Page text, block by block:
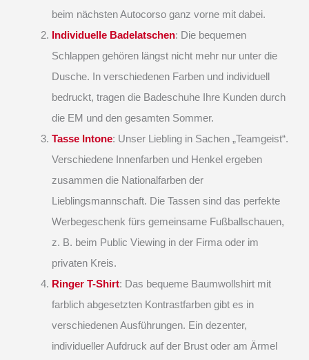
beim nächsten Autocorso ganz vorne mit dabei.
Individuelle Badelatschen: Die bequemen
Schlappen gehören längst nicht mehr nur unter die
Dusche. In verschiedenen Farben und individuell
bedruckt, tragen die Badeschuhe Ihre Kunden durch
die EM und den gesamten Sommer.
Tasse Intone: Unser Liebling in Sachen „Teamgeist“.
Verschiedene Innenfarben und Henkel ergeben
zusammen die Nationalfarben der
Lieblingsmannschaft. Die Tassen sind das perfekte
Werbegeschenk fürs gemeinsame Fußballschauen,
z. B. beim Public Viewing in der Firma oder im
privaten Kreis.
Ringer T-Shirt: Das bequeme Baumwollshirt mit
farblich abgesetzten Kontrastfarben gibt es in
verschiedenen Ausführungen. Ein dezenter,
individueller Aufdruck auf der Brust oder am Ärmel